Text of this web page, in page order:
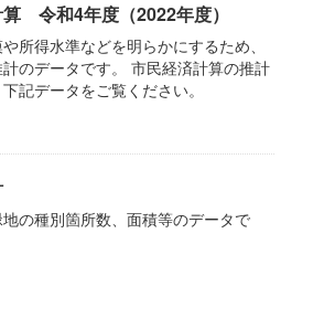
令和4年度（2022年度）
所得水準などを明らかにするため、
のデータです。 市民経済計算の推計
記データをご覧ください。
の種別箇所数、面積等のデータで